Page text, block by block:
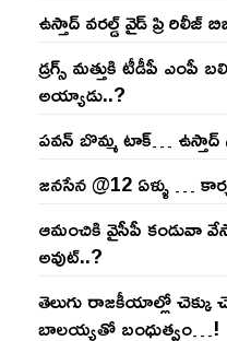
ఉస్తాద్ వ‌ర‌ల్డ్ వైడ్ ప్రి
డ్రగ్స్ మత్తుకి టీడీపీ ఎంపీ
అయ్యాడు..?
ప‌వ‌న్ బొమ్మ టాక్‌…
జనసేన @12 ఏళ్ళు …
ఆమంచికి వైసీపీ కండువా
అవుట్‌..?
తెలుగు రాజ‌కీయాల్లో చెక్కు
బాల‌య్యతో బంధుత్వం…!